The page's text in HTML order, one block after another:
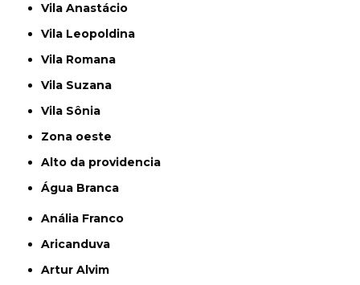
Vila Anastácio
Vila Leopoldina
Vila Romana
Vila Suzana
Vila Sônia
Zona oeste
alto da providencia
Água Branca
Anália Franco
Aricanduva
Artur Alvim